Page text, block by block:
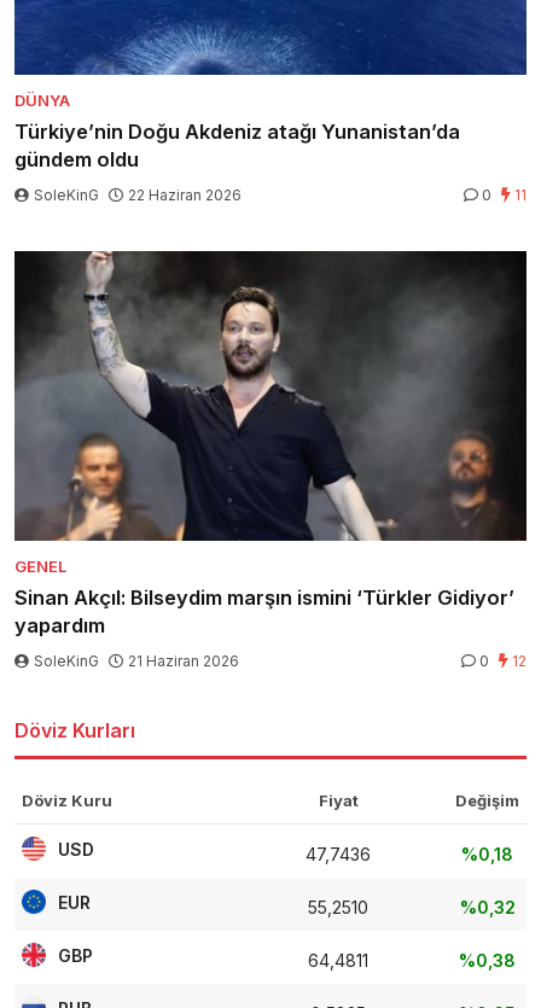
DÜNYA
Türkiye’nin Doğu Akdeniz atağı Yunanistan’da
gündem oldu
SoleKinG 22 Haziran 2026 0 11
GENEL
Sinan Akçıl: Bilseydim marşın ismini ‘Türkler Gidiyor’
yapardım
SoleKinG 21 Haziran 2026 0 12
Döviz Kurları
Döviz Kuru Fiyat Değişim
USD 47,7436 %0,18
EUR 55,2510 %0,32
GBP 64,4811 %0,38